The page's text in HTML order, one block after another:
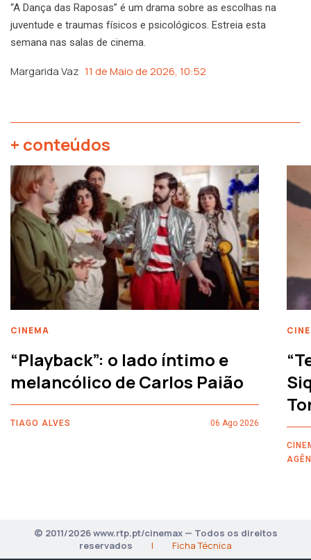
“A Dança das Raposas” é um drama sobre as escolhas na
juventude e traumas físicos e psicológicos. Estreia esta
semana nas salas de cinema.
Margarida Vaz 11 de Maio de 2026, 10:52
+ conteúdos
CINEMA
“Playback”: o lado íntimo e
melancólico de Carlos Paião
TIAGO ALVES 06 Ago 2026
© 2011/2026 www.rtp.pt/cinemax — Todos os direitos
reservados
| Ficha Técnica